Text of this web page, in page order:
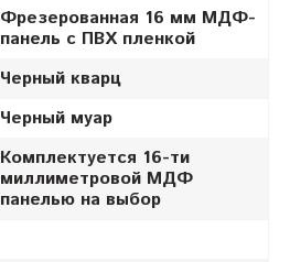
Фрезерованная 16 мм МДФ-
панель с ПВХ пленкой
Черный кварц
Черный муар
Комплектуется 16-ти
миллиметровой МДФ
панелью на выбор